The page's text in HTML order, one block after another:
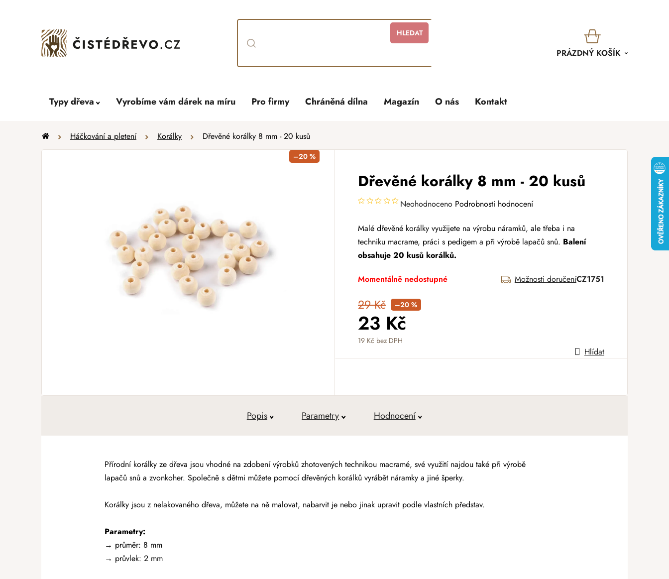
HLEDAT
KOŠÍK
PRÁZDNÝ KOŠÍK
Typy dřeva Vyrobíme vám dárek na míru Pro firmy Chráněná dílna Magazín O nás Kontakt
Domů Háčkování a pletení Korálky Dřevěné korálky 8 mm - 20 kusů
Dřevěné korálky 8 mm - 20 kusů
Neohodnoceno Podrobnosti hodnocení
Malé dřevěné korálky využijete na výrobu náramků, ale třeba i na
techniku macrame, práci s pedigem a při výrobě lapačů snů. Balení
obsahuje 20 kusů korálků.
Momentálně nedostupné Možnosti doručeníCZ1751
29 Kč –20 %
23 Kč
19 Kč bez DPH
Měrná cena: Hlídat
–20 %
Popis Parametry Hodnocení
Přírodní korálky ze dřeva jsou vhodné na zdobení výrobků zhotovených technikou macramé, své využití najdou také při výrobě
lapačů snů a zvonkoher. Společně s dětmi můžete pomocí dřevěných korálků vyrábět náramky a jiné šperky.
Korálky jsou z nelakovaného dřeva, můžete na ně malovat, nabarvit je nebo jinak upravit podle vlastních představ.
Parametry:
→ průměr: 8 mm
→ průvlek: 2 mm